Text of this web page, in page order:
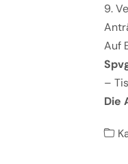
9.
Auf
–
Die